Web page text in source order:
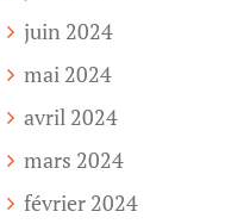
juin 2024
mai 2024
avril 2024
mars 2024
février 2024